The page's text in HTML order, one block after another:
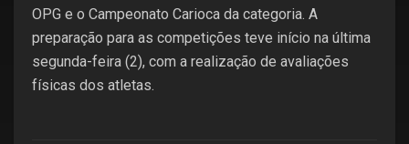
OPG e o Campeonato Carioca da categoria. A
preparação para as competições teve início na última
segunda-feira (2), com a realização de avaliações
físicas dos atletas.